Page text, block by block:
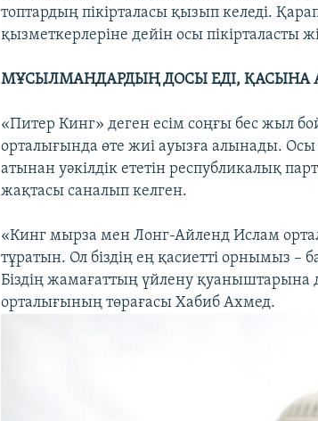
топтардың пікірталасы қызып келеді.
қызметкерлеріне дейін осы пікірталасты
МҰСЫЛМАНДАРДЫҢ ДОСЫ ЕДІ, ҚАСЫНА
«Питер Кинг» деген есім соңғы бес жыл
орталығында өте жиі ауызға алынады.
атынан уәкілдік ететін республикалық
жақтасы саналып келген.
«Кинг мырза мен Лонг-Айленд Ислам
тұратын. Ол біздің ең қасиетті орнымыз –
Біздің жамағаттың үйлену қуаныштарына
орталығының төрағасы Хабиб Ахмед.